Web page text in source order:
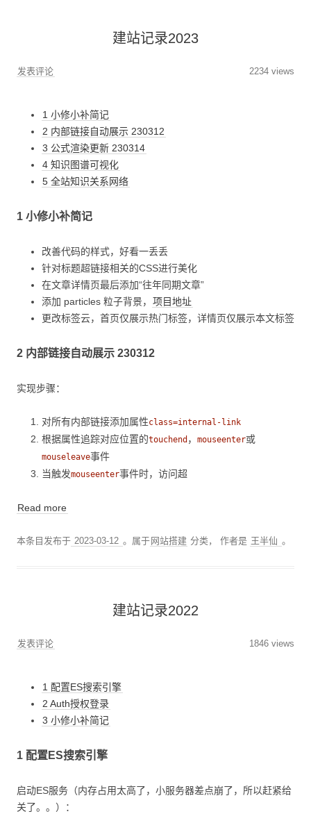
建站记录2023
发表评论 2234 views
1 小修小补简记
2 内部链接自动展示 230312
3 公式渲染更新 230314
4 知识图谱可视化
5 全站知识关系网络
1 小修小补简记
改善代码的样式，好看一丢丢
针对标题超链接相关的CSS进行美化
在文章详情页最后添加“往年同期文章”
添加 particles 粒子背景， 项目地址
更改标签云，首页仅展示热门标签，详情页仅展示本文标签
2 内部链接自动展示 230312
实现步骤：
对所有内部链接添加属性class=internal-link
根据属性追踪对应位置的touchend ， mouseenter或
mouseleave事件
当触发mouseenter事件时，访问超
Read more
本条目发布于 2023-03-12 。属于 网站搭建 分类，作者是 王半仙 。
建站记录2022
发表评论 1846 views
1 配置ES搜索引擎
2 Auth授权登录
3 小修小补简记
1 配置ES搜索引擎
启动ES服务（内存占用太高了，小服务器差点崩了，所以赶紧给
关了。。）：